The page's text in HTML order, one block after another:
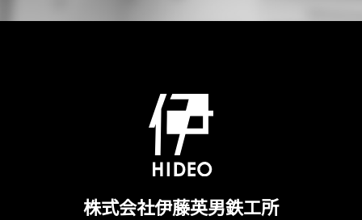
株式会社伊藤英男鉄工所